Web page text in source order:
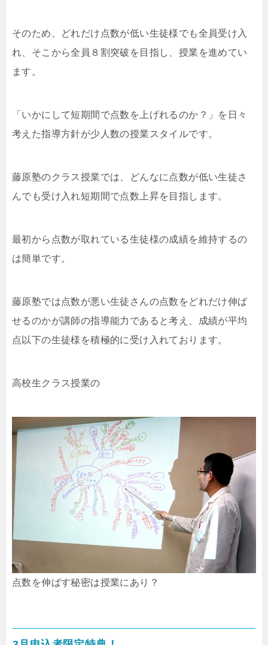
そのため、どれだけ点数が低い生徒様でも全員受け入
れ、そこから全員８割突破を目指し、授業を進めてい
ます。
「いかにして短期間で点数を上げれるのか？」を日々
考えた指導方針が少人数の授業スタイルです。
藤原塾のクラス授業では、どんなに点数が低い生徒さ
んでも受け入れ短期間で点数上昇を目指します。
最初から点数が取れている生徒様の成績を維持するの
は簡単です。
藤原塾では点数が悪い生徒さんの点数をどれだけ伸ば
せるのかが講師の指導能力であると考え、成績が平均
点以下の生徒様を積極的に受け入れております。
高校生クラス授業の
点数を伸ばす秘密は授業にあり？